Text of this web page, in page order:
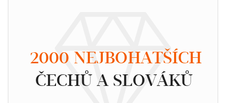
2000 NEJBOHATŠÍCH
ČECHŮ A SLOVÁKŮ